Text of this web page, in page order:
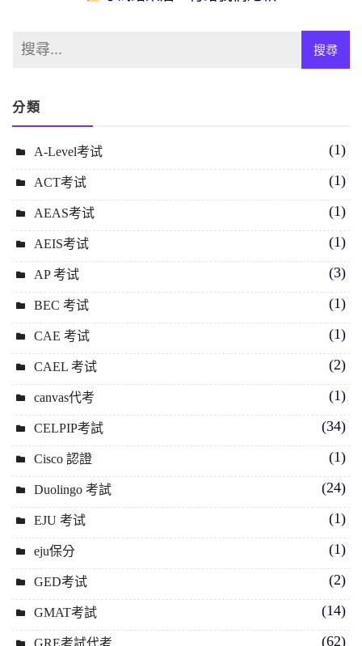
分類
A-Level考试 (1)
ACT考试 (1)
AEAS考试 (1)
AEIS考试 (1)
AP 考试 (3)
BEC 考试 (1)
CAE 考试 (1)
CAEL 考试 (2)
canvas代考 (1)
CELPIP考試 (34)
Cisco 認證 (1)
Duolingo 考試 (24)
EJU 考试 (1)
eju保分 (1)
GED考试 (2)
GMAT考試 (14)
GRE考試代考 (62)